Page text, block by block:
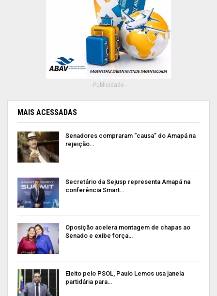
- Publicidade -
MAIS ACESSADAS
Senadores compraram “causa” do Amapá na
rejeição…
Secretário da Sejusp representa Amapá na
conferência Smart…
Oposição acelera montagem de chapas ao
Senado e exibe força…
Eleito pelo PSOL, Paulo Lemos usa janela
partidária para…